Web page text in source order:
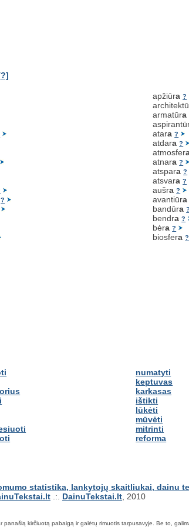
?
apžiūra ?
armatūra
atara ?
atdara ?
atmosfer
atnara ?
atspara ?
atsvara ?
aušra ?
avantiūra
bandūra ?
bendra ?
bėra ?
biosfera ?
numatyti
keptuvas
karkasas
ištikti
lūkėti
mūvėti
mitrinti
reforma
.:. DainuTekstai.lt , 2010
kirčiuotą pabaigą ir galėtų rimuotis tarpusavyje. Be to,